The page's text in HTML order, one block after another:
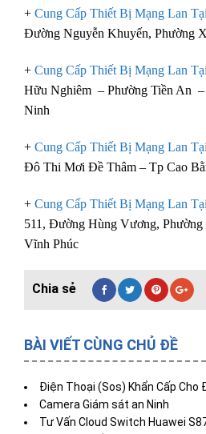
+ Cung Cấp Thiết Bị Mạng Lan
Đường Nguyễn Khuyến, Phường
+ Cung Cấp Thiết Bị Mạng Lan
Hữu Nghiêm – Phường Tiền An
Ninh
+ Cung Cấp Thiết Bị Mạng Lan
Đô Thi Mơi Đề Thâm – Tp Cao
+ Cung Cấp Thiết Bị Mạng Lan
511, Đường Hùng Vương,
Vĩnh Phúc
BÀI VIẾT CÙNG CHỦ ĐỀ
Điện Thoại (Sos) Khẩn Cấp Cho
Camera Giám sát an Ninh
Tư Vấn Cloud Switch Huawei